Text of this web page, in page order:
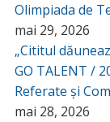
Olimpiada de
mai 29, 2026
„Cititul
GO TALENT /
Referate și
mai 28, 2026